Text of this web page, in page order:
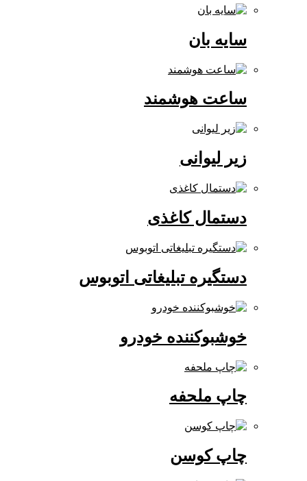
ساعت هوشمند
زیر لیوانی
دستمال کاغذی
دستگیره تبلیغاتی اتوبوس
خوشبوکننده خودرو
چاپ ملحفه
چاپ کوسن